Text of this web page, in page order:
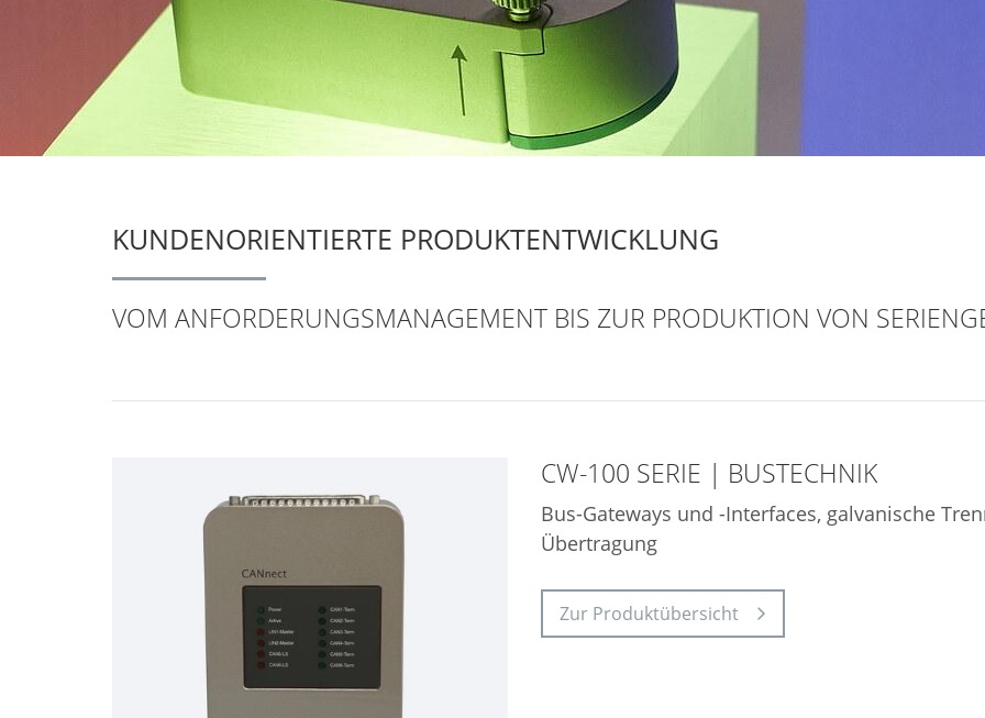
KUNDENORIENTIERTE PRODUKTENTWICKLUNG
VOM ANFORDERUNGSMANAGEMENT BIS ZUR PRODUKTION VON
CW-100 SERIE | BUSTECHNIK
Bus-Gateways und -Interfaces, galvanische
Übertragung
Zur Produktübersicht